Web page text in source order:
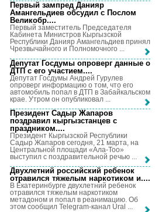
Первый зампред Данияр
Амангельдиев обсудил с Послом
Великобр....
Первый заместитель Председателя
Кабинета Министров Кыргызской
Республики Данияр Амангельдиев принял
Чрезвычайного и Полномочного ...
Депутат Госдумы опроверг данные о
ДТП с его участием....
Депутат Госдумы Андрей Гурулев
опроверг информацию о том, что его
автомобиль попал в ДТП в Забайкальском
крае. Утром он опубликовал ...
Президент Садыр Жапаров
поздравил кыргызстанцев с
праздником....
Президент Кыргызской Республики
Садыр Жапаров сегодня, 21 марта, на
Центральной площади «Ала-Тоо»
выступил с поздравительной речью ...
Двухлетний российский ребенок
отравился тяжелым наркотиком и....
В Екатеринбурге двухлетний ребенок
отравился тяжелым наркотиком
метадоном и попал в реанимацию. Об
этом сообщил Telegram-канал Ural ...